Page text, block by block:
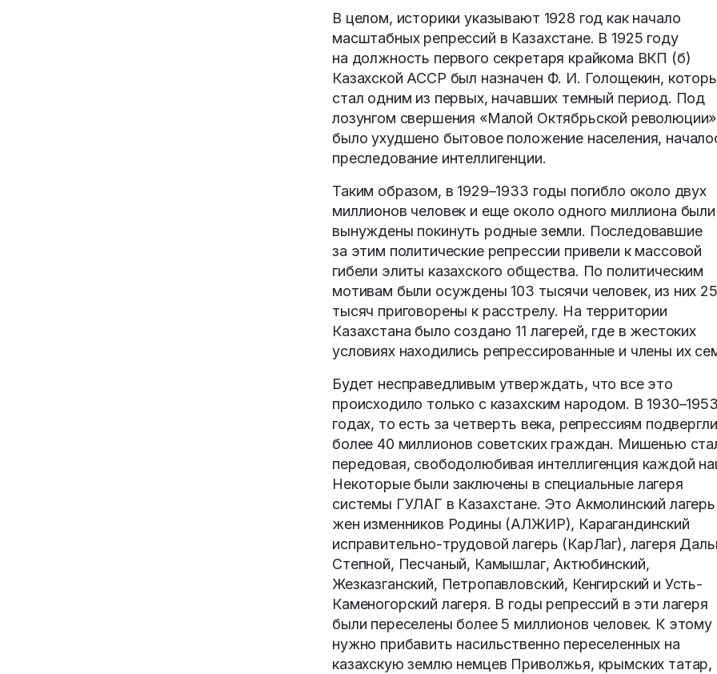
В целом, историки указывают 1928 год как начало
масштабных репрессий в Казахстане. В 1925 году
на должность первого секретаря крайкома ВКП (б)
Казахской АССР был назначен Ф. И. Голощекин,
стал одним из первых, начавших темный период. Под
лозунгом свершения «Малой Октябрьской революции»
было ухудшено бытовое положение населения,
преследование интеллигенции.
Таким образом, в 1929–1933 годы погибло около двух
миллионов человек и еще около одного миллиона были
вынуждены покинуть родные земли. Последовавшие
за этим политические репрессии привели к массовой
гибели элиты казахского общества. По политическим
мотивам были осуждены 103 тысячи человек, из них 25
тысяч приговорены к расстрелу. На территории
Казахстана было создано 11 лагерей, где в жестоких
условиях находились репрессированные и члены их
Будет несправедливым утверждать, что все это
происходило только с казахским народом. В 1930–1953
годах, то есть за четверть века, репрессиям
более 40 миллионов советских граждан. Мишенью
передовая, свободолюбивая интеллигенция каждой
Некоторые были заключены в специальные лагеря
системы ГУЛАГ в Казахстане. Это Акмолинский лагерь
жен изменников Родины (АЛЖИР), Карагандинский
исправительно-трудовой лагерь (КарЛаг), лагеря
Степной, Песчаный, Камышлаг, Актюбинский,
Жезказганский, Петропавловский, Кенгирский и Усть-
Каменогорский лагеря. В годы репрессий в эти лагеря
были переселены более 5 миллионов человек. К этому
нужно прибавить насильственно переселенных на
казахскую землю немцев Приволжья, крымских татар,